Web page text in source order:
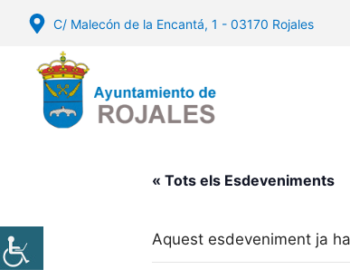
contingut
C/ Malecón de la Encantá, 1 - 03170 Rojales
« Tots els Esdeveniments
Aquest esdeveniment ja